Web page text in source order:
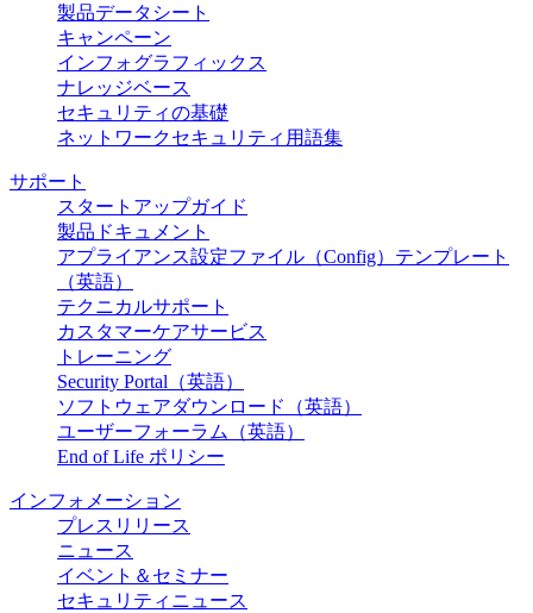
製品データシート
キャンペーン
インフォグラフィックス
ナレッジベース
セキュリティの基礎
ネットワークセキュリティ用語集
サポート
スタートアップガイド
製品ドキュメント
アプライアンス設定ファイル（Config）テンプレート
（英語）
テクニカルサポート
カスタマーケアサービス
トレーニング
Security Portal（英語）
ソフトウェアダウンロード（英語）
ユーザーフォーラム（英語）
End of Life ポリシー
インフォメーション
プレスリリース
ニュース
イベント＆セミナー
セキュリティニュース